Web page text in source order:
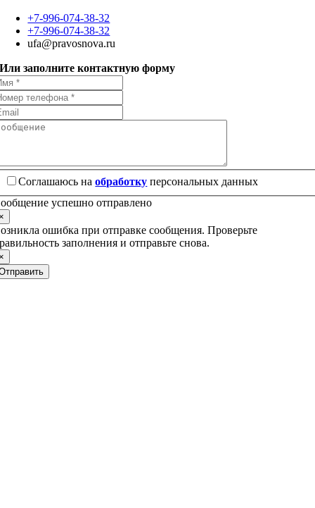
+7-996-074-38-32
+7-996-074-38-32
ufa@pravosnova.ru
Или заполните контактную форму
Соглашаюсь наобработку персональных данных
успешно отправлено
ошибка при отправке сообщения. Проверьте
заполнения и отправьте снова.